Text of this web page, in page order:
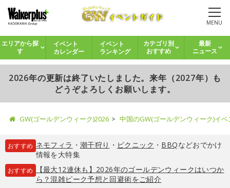
MENU
エリアから探
す
イベント
カレンダー
イベント
ランキング
カテゴリ別
おすすめ
最新
ニュース
2026年の更新は終了いたしました。来年（2027年）も
どうぞよろしくお願いします。
GW(ゴールデンウィーク)2026 中国のGW(ゴールデンウィーク)イ
おすすめ ネモフィラ ・ 潮干狩り ・ ピクニック ・ BBQなどおでかけ
情報を大特集
おすすめ
【最大12連休も】2026年のゴールデンウィークはいつか
ら？混雑ピーク予想と回避術をご紹介